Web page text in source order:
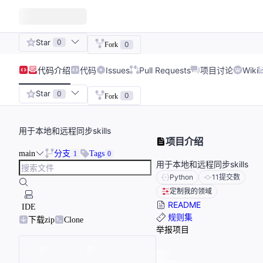
Star 0 Fork 0
代码介绍 代码 Issues Pull Requests 项目讨论 Wiki
Star 0 Fork 0
用于本地和远程同步skills
main 分支 1 Tags 0
IDE
下载zip
Clone
项目介绍
用于本地和远程同步skills
Python 11提交数
定制我的领域
README
规则集
举报项目